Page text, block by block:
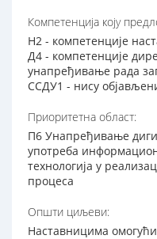
Компетенција коју
Н2 - компетенције
Д4 - компетенције
унапређивање рада
ССДУ1 - нису
Приоритетна област:
П6 Унапређивање
употреба
технологија у
процеса
Општи циљеви:
Наставницима